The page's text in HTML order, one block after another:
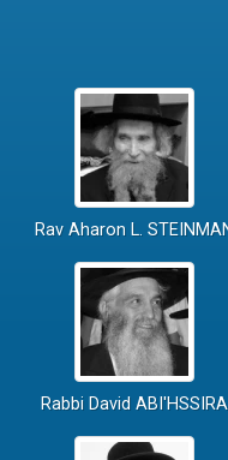
Rav Aharon L.
Rabbi David ABI'HSSIRA